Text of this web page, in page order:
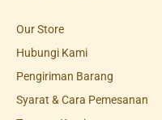
Our Store
Hubungi Kami
Pengiriman Barang
Syarat & Cara Pemesanan